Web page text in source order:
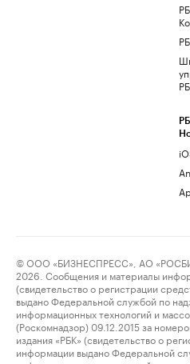
© ООО «БИЗНЕСПРЕСС», АО
2026. Сообщения и материалы
(свидетельство о регистрации
выдано Федеральной службой по
информационных технологий и
(Роскомнадзор) 09.12.2015 за
издания «РБК» (свидетельство о
информации выдано Федеральной